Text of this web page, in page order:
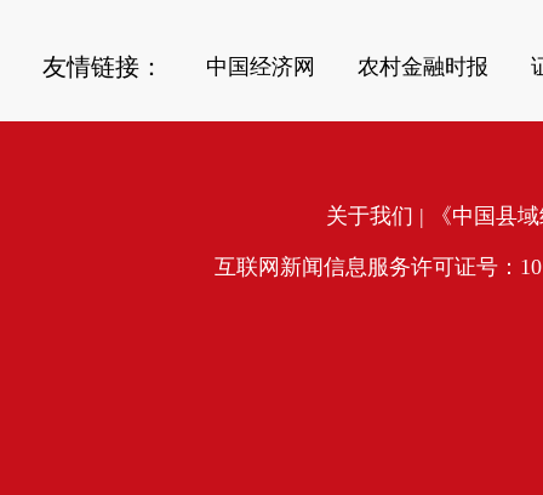
友情链接： 中国经济网 农村金融时报
关于我们 | 《中国县
互联网新闻信息服务许可证号：